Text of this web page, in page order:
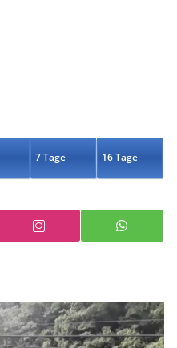
7 Tage 16 Tage